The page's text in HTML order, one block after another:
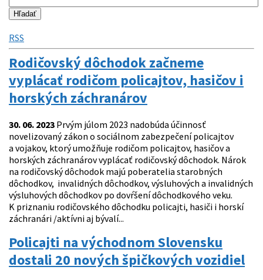
RSS
Rodičovský dôchodok začneme
vyplácať rodičom policajtov, hasičov i
horských záchranárov
30. 06. 2023 Prvým júlom 2023 nadobúda účinnosť
novelizovaný zákon o sociálnom zabezpečení policajtov
a vojakov, ktorý umožňuje rodičom policajtov, hasičov a
horských záchranárov vyplácať rodičovský dôchodok. Nárok
na rodičovský dôchodok majú poberatelia starobných
dôchodkov, invalidných dôchodkov, výsluhových a invalidných
výsluhových dôchodkov po dovŕšení dôchodkového veku.
K priznaniu rodičovského dôchodku policajti, hasiči i horskí
záchranári /aktívni aj bývalí...
Policajti na východnom Slovensku
dostali 20 nových špičkových vozidiel